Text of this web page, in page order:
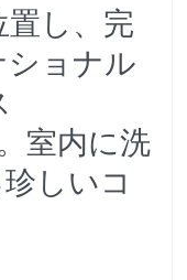
し、完
ョナル
室内に洗
しいコ